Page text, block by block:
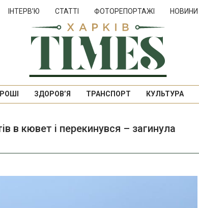
ІНТЕРВ’Ю СТАТТІ ФОТОРЕПОРТАЖІ
ЗДОРОВ’Я ТРАНСПОРТ КУЛЬТУРА
в кювет і перекинувся – загинула